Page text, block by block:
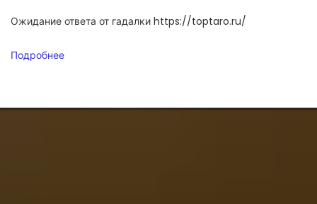
Ожидание ответа от гадалки https://toptaro.ru/
Подробнее